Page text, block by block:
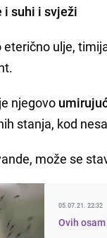
i suhi i svježi
eterično ulje,
njegovo
stanja, kod
može se
05.07.21. 22:32
Ovih